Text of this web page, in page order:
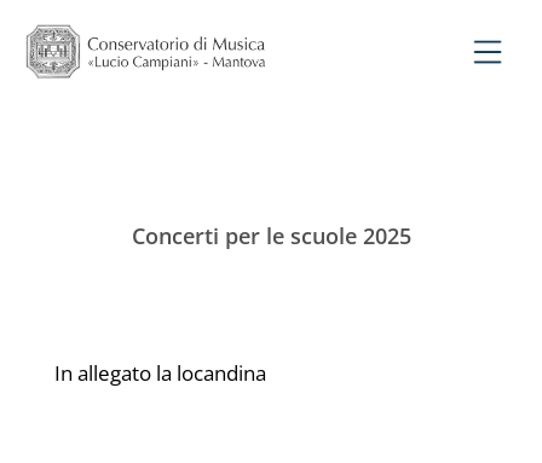
Concerti per le scuole 2025
In allegato la locandina